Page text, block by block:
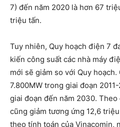
7) đến năm 2020 là hơn 67
triệu tấn.
Tuy nhiên, Quy hoạch điện 7
kiến công suất các nhà máy
mới sẽ giảm so với Quy
7.800MW trong giai đoạn
giai đoạn đến năm 2030.
cũng giảm tương ứng 12,6
theo tính toán của Vinacomin,